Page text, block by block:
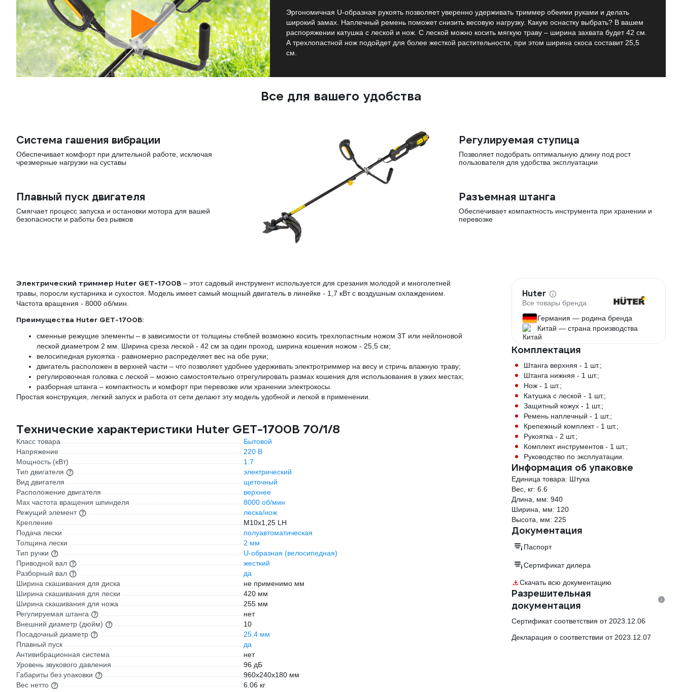
Эргономичная U-образная рукоять позволяет уверенно удерживать триммер обеими руками и делать
широкий замах. Наплечный ремень поможет снизить весовую нагрузку. Какую оснастку выбрать? В вашем
распоряжении катушка с леской и нож. С леской можно косить мягкую траву – ширина захвата будет 42 см.
А трехлопастной нож подойдет для более жесткой растительности, при этом ширина скоса составит 25,5
см.
Все для вашего удобства
Система гашения вибрации
Обеспечивает комфорт при длительной работе, исключая
чрезмерные нагрузки на суставы
Плавный пуск двигателя
Смягчает процесс запуска и остановки мотора для вашей
безопасности и работы без рывков
Регулируемая ступица
Позволяет подобрать оптимальную длину под рост
пользователя для удобства эксплуатации
Разъемная штанга
Обеспечивает компактность инструмента при хранении и
перевозке
Электрический триммер Huter GET-1700B – этот садовый инструмент используется для срезания молодой и многолетней
травы, поросли кустарника и сухостоя. Модель имеет самый мощный двигатель в линейке - 1,7 кВт с воздушным охлаждением.
Частота вращения - 8000 об/мин.
Преимущества Huter GET-1700B:
сменные режущие элементы – в зависимости от толщины стеблей возможно косить трехлопастным ножом 3T или нейлоновой
леской диаметром 2 мм. Ширина среза леской - 42 см за один проход, ширина кошения ножом - 25,5 см;
велосипедная рукоятка - равномерно распределяет вес на обе руки;
двигатель расположен в верхней части – что позволяет удобнее удерживать электротриммер на весу и стричь влажную траву;
регулировочная головка с леской – можно самостоятельно отрегулировать размах кошения для использования в узких местах;
разборная штанга – компактность и комфорт при перевозке или хранении электрокосы.
Простая конструкция, легкий запуск и работа от сети делают эту модель удобной и легкой в применении.
Технические характеристики Huter GET-1700B 70/1/8
Класс товара
Бытовой
Напряжение
220 В
Мощность (кВт)
1.7
Тип двигателя
электрический
Вид двигателя
щеточный
Расположение двигателя
верхнее
Max частота вращения шпинделя
8000 об/мин
Режущий элемент
леска/нож
Крепление
М10х1,25 LH
Подача лески
полуавтоматическая
Толщина лески
2 мм
Тип ручки
U-образная (велосипедная)
Приводной вал
жесткий
Разборный вал
да
Ширина скашивания для диска
не применимо мм
Ширина скашивания для лески
420 мм
Ширина скашивания для ножа
255 мм
Регулируемая штанга
нет
Внешний диаметр (дюйм)
10
Посадочный диаметр
25.4 мм
Плавный пуск
да
Антивибрационная система
нет
Уровень звукового давления
96 дБ
Габариты без упаковки
960x240x180 мм
Вес нетто
6.06 кг
Huter
Все товары бренда
Германия — родина бренда
Китай — страна производства
Комплектация
Штанга верхняя - 1 шт.;
Штанга нижняя - 1 шт.;
Нож - 1 шт.;
Катушка с леской - 1 шт.;
Защитный кожух - 1 шт.;
Ремень наплечный - 1 шт.;
Крепежный комплект - 1 шт.;
Рукоятка - 2 шт.;
Комплект инструментов - 1 шт.;
Руководство по эксплуатации.
Информация об упаковке
Единица товара: Штука
Вес, кг: 6.6
Длина, мм: 940
Ширина, мм: 120
Высота, мм: 225
Документация
Паспорт
Сертификат дилера
Скачать всю документацию
Разрешительная
документация
Сертификат соответствия от 2023.12.06
Декларация о соответствии от 2023.12.07